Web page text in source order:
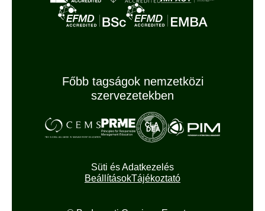
Főbb tagságok nemzetközi
szervezetekben
Süti és Adatkezelés
BeállításokTájékoztató